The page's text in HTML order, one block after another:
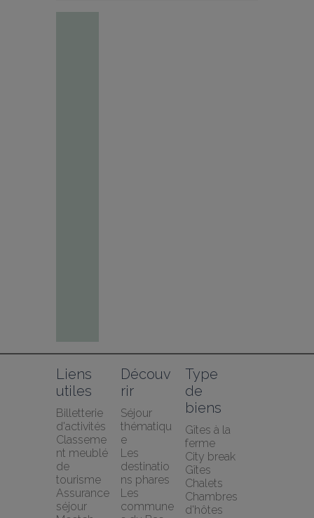
Liens
utiles
Billetterie
d'activités
Classeme
nt meublé
de
tourisme
Assurance
séjour
Découv
rir
Séjour
thématiqu
e
Les
destinatio
ns phares
Les
commune
Type
de
biens
Gîtes à la
ferme
City break
Gîtes
Chalets
Chambres
d'hôtes